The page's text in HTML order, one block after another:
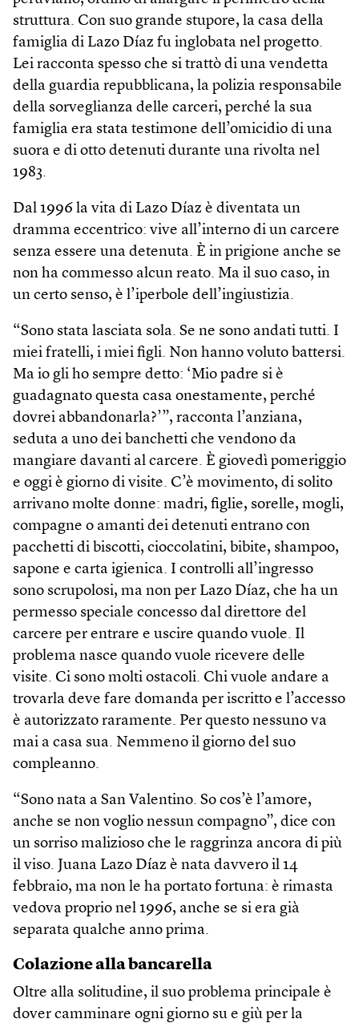
struttura. Con suo grande stupore, la casa della
famiglia di Lazo Díaz fu inglobata nel progetto.
Lei racconta spesso che si trattò di una vendetta
della guardia repubblicana, la polizia responsabile
della sorveglianza delle carceri, perché la sua
famiglia era stata testimone dell’omicidio di una
suora e di otto detenuti durante una rivolta nel
1983.
Dal 1996 la vita di Lazo Díaz è diventata un
dramma eccentrico: vive all’interno di un carcere
senza essere una detenuta. È in prigione anche se
non ha commesso alcun reato. Ma il suo caso, in
un certo senso, è l’iperbole dell’ingiustizia.
“Sono stata lasciata sola. Se ne sono andati tutti. I
miei fratelli, i miei figli. Non hanno voluto battersi.
Ma io gli ho sempre detto: ‘Mio padre si è
guadagnato questa casa onestamente, perché
dovrei abbandonarla?’”, racconta l’anziana,
seduta a uno dei banchetti che vendono da
mangiare davanti al carcere. È giovedì pomeriggio
e oggi è giorno di visite. C’è movimento, di solito
arrivano molte donne: madri, figlie, sorelle, mogli,
compagne o amanti dei detenuti entrano con
pacchetti di biscotti, cioccolatini, bibite, shampoo,
sapone e carta igienica. I controlli all’ingresso
sono scrupolosi, ma non per Lazo Díaz, che ha un
permesso speciale concesso dal direttore del
carcere per entrare e uscire quando vuole. Il
problema nasce quando vuole ricevere delle
visite. Ci sono molti ostacoli. Chi vuole andare a
trovarla deve fare domanda per iscritto e l’accesso
è autorizzato raramente. Per questo nessuno va
mai a casa sua. Nemmeno il giorno del suo
compleanno.
“Sono nata a San Valentino. So cos’è l’amore,
anche se non voglio nessun compagno”, dice con
un sorriso malizioso che le raggrinza ancora di più
il viso. Juana Lazo Díaz è nata davvero il 14
febbraio, ma non le ha portato fortuna: è rimasta
vedova proprio nel 1996, anche se si era già
separata qualche anno prima.
Colazione alla bancarella
Oltre alla solitudine, il suo problema principale è
dover camminare ogni giorno su e giù per la